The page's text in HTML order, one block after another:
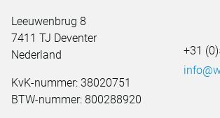
Leeuwenbrug 8
7411 TJ Deventer
Nederland
KvK-nummer: 38020751
BTW-nummer: 800288920
+31